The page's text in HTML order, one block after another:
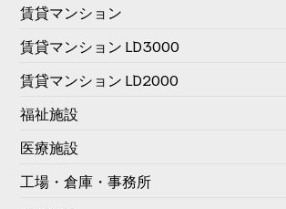
賃貸マンション
賃貸マンション LD3000
賃貸マンション LD2000
福祉施設
医療施設
工場・倉庫・事務所